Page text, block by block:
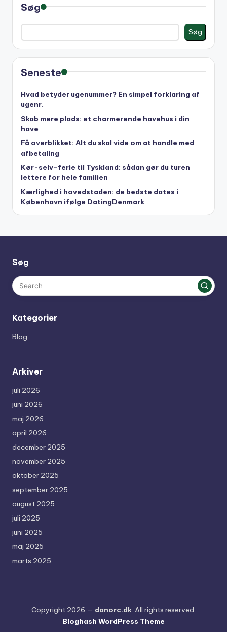
Søg
Søg
Seneste
Hvad betyder ugenummer? En simpel forklaring af
ugenr.
Skab mere plads: et charmerende havehus i din
have
Få overblikket: Alt du skal vide om at handle med
afbetaling
Kør-selv-ferie til Tyskland: sådan gør du turen
lettere for hele familien
Kærlighed i hovedstaden: de bedste dates i
København ifølge DatingDenmark
Søg
Kategorier
Blog
Arkiver
juli 2026
juni 2026
maj 2026
april 2026
december 2025
november 2025
oktober 2025
september 2025
august 2025
juli 2025
juni 2025
maj 2025
marts 2025
Copyright 2026 — danorc.dk. All rights reserved.
Bloghash WordPress Theme